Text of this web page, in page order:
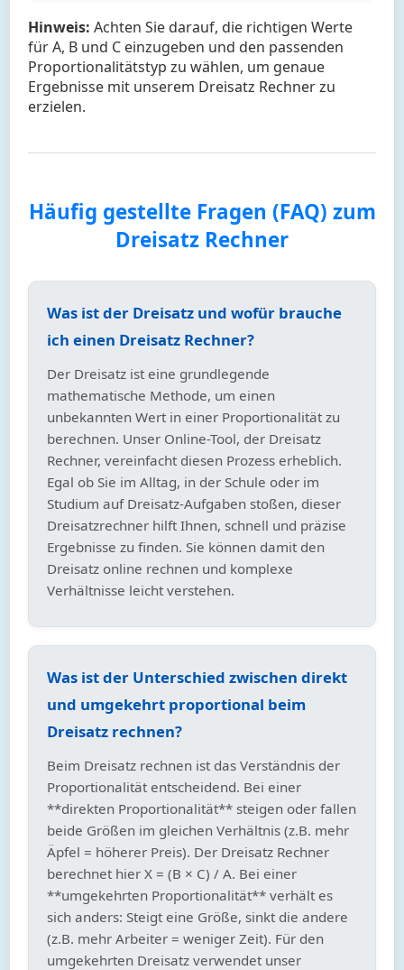
Hinweis: Achten Sie darauf, die richtigen Werte
für A, B und C einzugeben und den passenden
Proportionalitätstyp zu wählen, um genaue
Ergebnisse mit unserem Dreisatz Rechner zu
erzielen.
Häufig gestellte Fragen (FAQ) zum
Dreisatz Rechner
Was ist der Dreisatz und wofür brauche
ich einen Dreisatz Rechner?
Der Dreisatz ist eine grundlegende
mathematische Methode, um einen
unbekannten Wert in einer Proportionalität zu
berechnen. Unser Online-Tool, der Dreisatz
Rechner, vereinfacht diesen Prozess erheblich.
Egal ob Sie im Alltag, in der Schule oder im
Studium auf Dreisatz-Aufgaben stoßen, dieser
Dreisatzrechner hilft Ihnen, schnell und präzise
Ergebnisse zu finden. Sie können damit den
Dreisatz online rechnen und komplexe
Verhältnisse leicht verstehen.
Was ist der Unterschied zwischen direkt
und umgekehrt proportional beim
Dreisatz rechnen?
Beim Dreisatz rechnen ist das Verständnis der
Proportionalität entscheidend. Bei einer
**direkten Proportionalität** steigen oder fallen
beide Größen im gleichen Verhältnis (z.B. mehr
Äpfel = höherer Preis). Der Dreisatz Rechner
berechnet hier X = (B × C) / A. Bei einer
**umgekehrten Proportionalität** verhält es
sich anders: Steigt eine Größe, sinkt die andere
(z.B. mehr Arbeiter = weniger Zeit). Für den
umgekehrten Dreisatz verwendet unser